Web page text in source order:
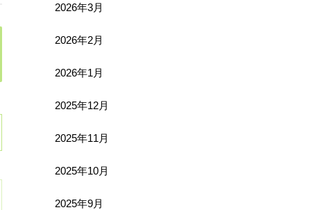
2026年3月
2026年2月
2026年1月
2025年12月
2025年11月
2025年10月
2025年9月